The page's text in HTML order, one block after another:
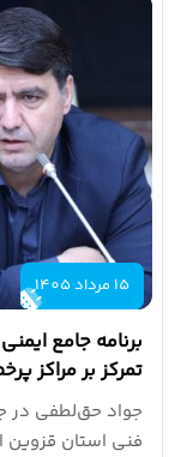
15 مرداد 1405
برنامه جامع
تمرکز بر مراکز
شود
جواد حق‌لطفی در
فنی استان قزوین